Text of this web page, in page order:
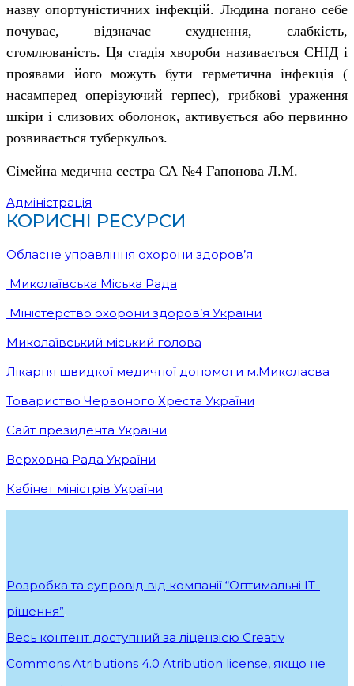
назву опортуністичних інфекцій. Людина погано себе
почуває, відзначає схуднення, слабкість,
стомлюваність. Ця стадія хвороби називається СНІД і
проявами його можуть бути герметична інфекція (
насамперед оперізуючий герпес), грибкові ураження
шкіри і слизових оболонок, активується або первинно
розвивається туберкульоз.
Сімейна медична сестра СА №4 Гапонова Л.М.
Адміністрація
КОРИСНІ РЕСУРСИ
Обласне управління охорони здоров’я
Миколаївська Міська Рада
Міністерство охорони здоров’я України
Миколаївський міський голова
Лікарня швидкої медичної допомоги м.Миколаєва
Товариство Червоного Хреста України
Сайт президента України
Верховна Рада України
Кабінет міністрів України
Розробка та супровід від компанії “Оптимальні ІТ-
рішення”.
Весь контент доступний за ліцензією Creativ
Commons Atributions 4.0 Atribution license, якщо не